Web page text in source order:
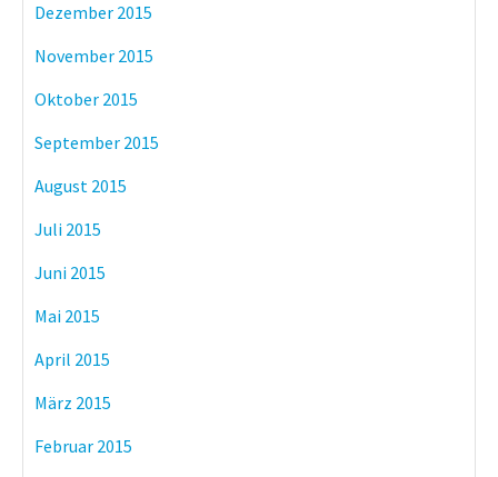
Dezember 2015
November 2015
Oktober 2015
September 2015
August 2015
Juli 2015
Juni 2015
Mai 2015
April 2015
März 2015
Februar 2015